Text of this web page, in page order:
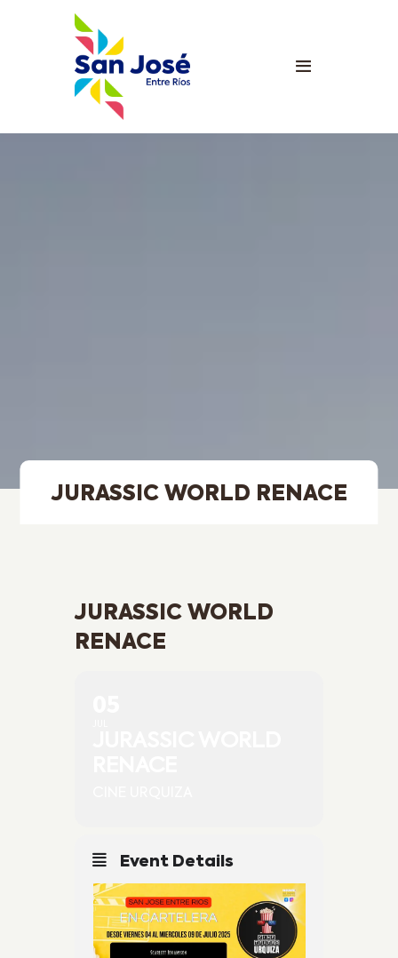
JURASSIC WORLD RENACE
JURASSIC WORLD
RENACE
Event Details